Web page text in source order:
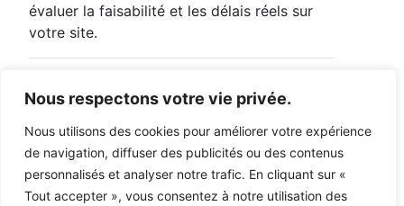
Nous respectons votre vie privée.
Nous utilisons des cookies pour améliorer votre expérience
de navigation, diffuser des publicités ou des contenus
personnalisés et analyser notre trafic. En cliquant sur «
Tout accepter », vous consentez à notre utilisation des
évaluer la faisabilité et les délais réels sur
votre site.
Chiffres clés
48h: délai d'immobilisation moyen pour
une cuisine professionnelle de 80 m² avec
sol résine époxy antidérapant R11 (Sol
Résine Concept)